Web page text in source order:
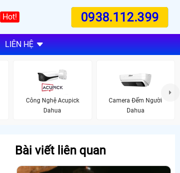
Hot! 0938.112.399
LIÊN HỆ
Công Nghệ Acupick
Dahua
Camera Đếm Người
Dahua
Bài viết liên quan